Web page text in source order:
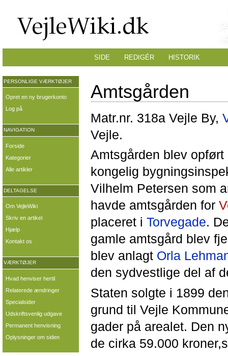
Amtsgården
Matr.nr. 318a Vejle By,
Vejle.
Amtsgården blev
kongelig
Vilhelm Petersen som
havde amtsgården for
placeret i Torvegade.
gamle amtsgård blev
blev anlagt Orla
den sydvestlige del af
Staten solgte i 1899
grund til Vejle
gader på arealet. Den
de cirka 59.000
SIDE REDIGÉR HISTORIK
PERSONLIGE VÆRKTØJER
Opret en ny brugerkonto
Log på
NAVIGATION
Forside
Kategorier
Alle artikler
DELTAGELSE
Om VejleWiki
Skriv en artikel
Hjælp
Kontakt os
VÆRKTØJER
Hvad henviser hertil
Relaterede ændringer
Specialsider
Udskriftsvenlig udgave
Permanent henvisning
Oplysninger om siden